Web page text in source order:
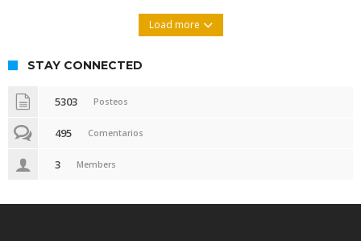
Load more
STAY CONNECTED
5303 Posteos
495 Comentarios
3 Members